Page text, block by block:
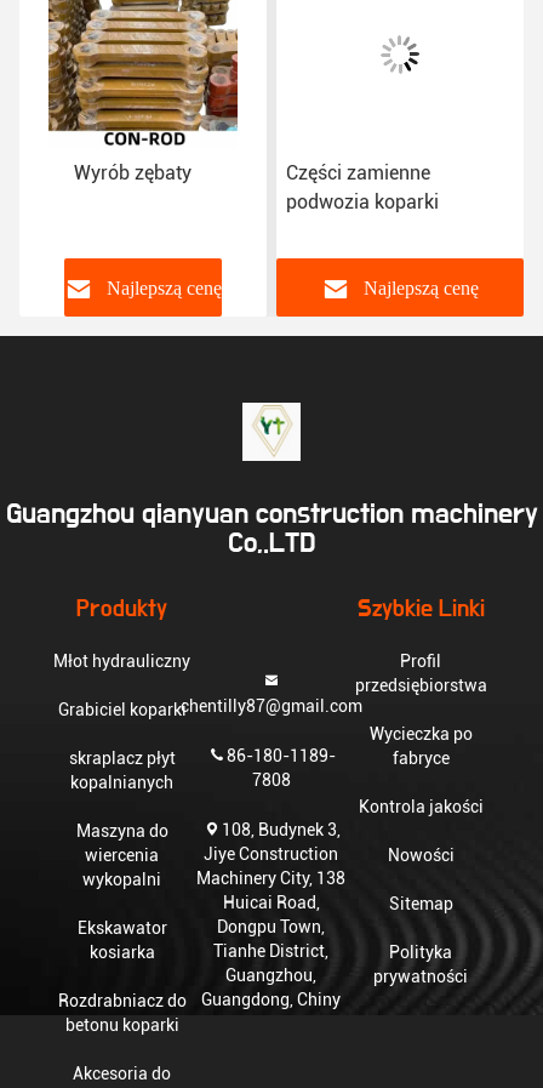
Wyrób zębaty
Najlepszą cenę
Części zamienne
podwozia koparki
Najlepszą cenę
Guangzhou qianyuan construction machinery
Co,.LTD
Produkty
Młot hydrauliczny
Grabiciel koparki
skraplacz płyt
kopalnianych
Maszyna do
wiercenia
wykopalni
Ekskawator
kosiarka
Rozdrabniacz do
betonu koparki
Akcesoria do
chentilly87@gmail.com
86-180-1189-
7808
108, Budynek 3,
Jiye Construction
Machinery City, 138
Huicai Road,
Dongpu Town,
Tianhe District,
Guangzhou,
Guangdong, Chiny
Szybkie Linki
Profil
przedsiębiorstwa
Wycieczka po
fabryce
Kontrola jakości
Nowości
Sitemap
Polityka
prywatności